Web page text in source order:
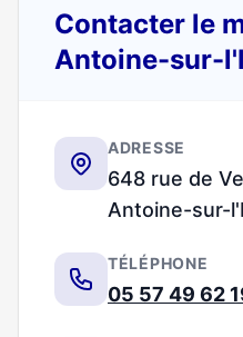
Contacter le
Antoine-sur-
ADRESSE
648 rue de
Antoine-sur-
TÉLÉPHONE
05 57 49 62